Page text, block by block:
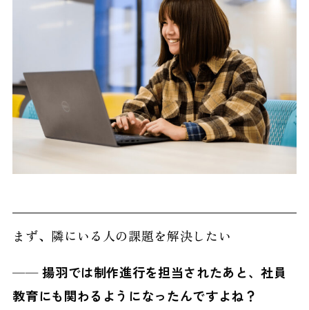
まず、隣にいる人の課題を解決したい
──揚羽では制作進行を担当されたあと、社員
教育にも関わるようになったんですよね？